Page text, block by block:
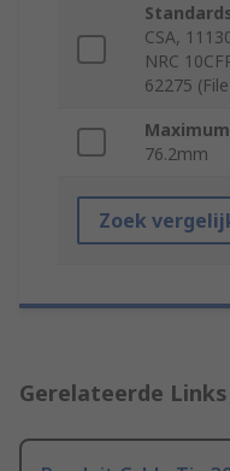
CSA,
NRC
62275
76.2mm
Zoek
Gerelateerde Links